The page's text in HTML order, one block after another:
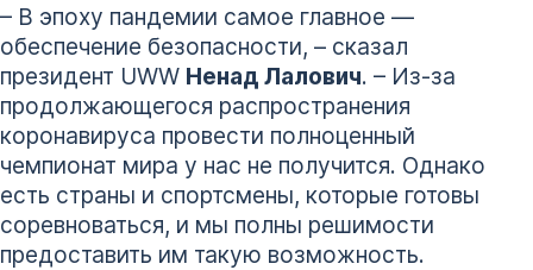
– В эпоху пандемии самое главное —
обеспечение безопасности, – сказал
президент UWW Ненад Лалович. – Из-за
продолжающегося распространения
коронавируса провести полноценный
чемпионат мира у нас не получится. Однако
есть страны и спортсмены, которые готовы
соревноваться, и мы полны решимости
предоставить им такую возможность.